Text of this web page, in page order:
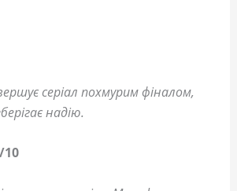
серіал похмурим фіналом,
надію.
10